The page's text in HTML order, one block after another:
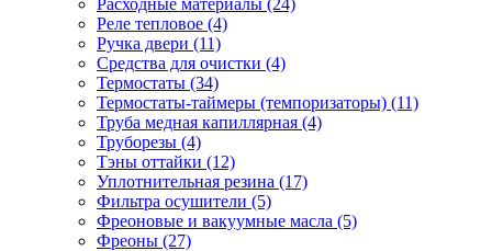
Расходные материалы (24)
Реле тепловое (4)
Ручка двери (11)
Средства для очистки (4)
Термостаты (34)
Термостаты-таймеры (темпоризаторы) (11)
Труба медная капиллярная (4)
Труборезы (4)
Тэны оттайки (12)
Уплотнительная резина (17)
Фильтра осушители (5)
Фреоновые и вакуумные масла (5)
Фреоны (27)